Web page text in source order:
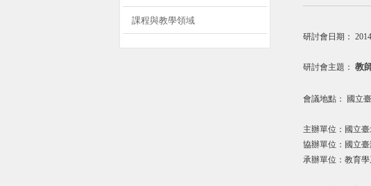
課程與教學領域
研討會日期：
研討會主題： 教
會議地點： 國立
主辦單位：國立
協辦單位：國立臺
承辦單位：教育